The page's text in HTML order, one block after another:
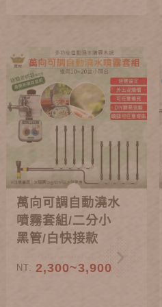
萬向可調自動澆水
噴霧套組/二分小
黑管/白快接款
NT. 2,300~3,900